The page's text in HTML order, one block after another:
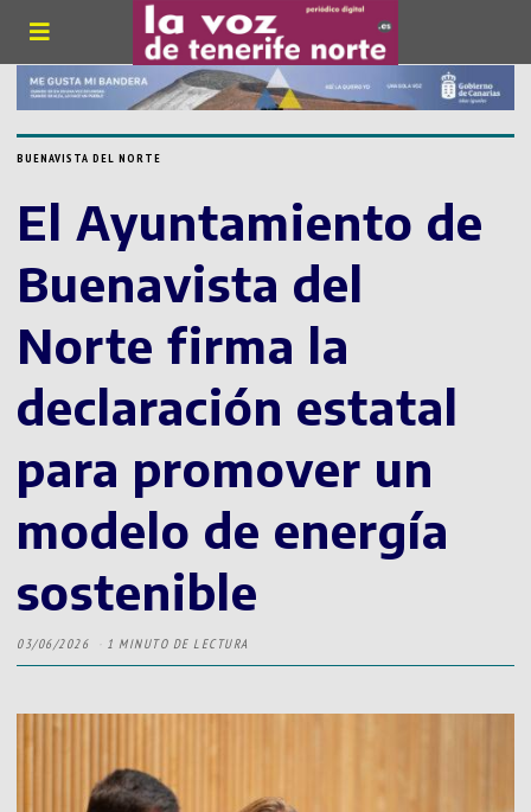
BUENAVISTA DEL NORTE
El Ayuntamiento de
Buenavista del
Norte firma la
declaración estatal
para promover un
modelo de energía
sostenible
03/06/2026 1 MINUTO DE LECTURA